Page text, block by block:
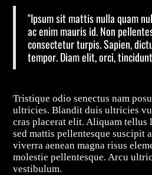
"Ipsum sit mattis nulla quam
ac enim mauris id. Non
consectetur turpis. Sapien,
tempor. Diam elit, orci,
Tristique odio senectus nam
ultricies. Blandit duis ultricies
cras placerat elit. Aliquam tellus
sed mattis pellentesque suscipit
viverra aenean magna risus
molestie pellentesque. Arcu
vestibulum.